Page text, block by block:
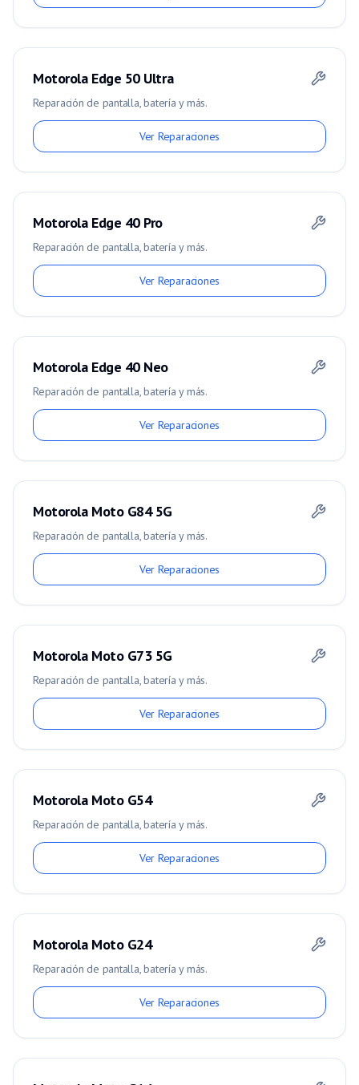
Motorola Edge 50 Ultra
Reparación de pantalla, batería y más.
Ver Reparaciones
Motorola Edge 40 Pro
Reparación de pantalla, batería y más.
Ver Reparaciones
Motorola Edge 40 Neo
Reparación de pantalla, batería y más.
Ver Reparaciones
Motorola Moto G84 5G
Reparación de pantalla, batería y más.
Ver Reparaciones
Motorola Moto G73 5G
Reparación de pantalla, batería y más.
Ver Reparaciones
Motorola Moto G54
Reparación de pantalla, batería y más.
Ver Reparaciones
Motorola Moto G24
Reparación de pantalla, batería y más.
Ver Reparaciones